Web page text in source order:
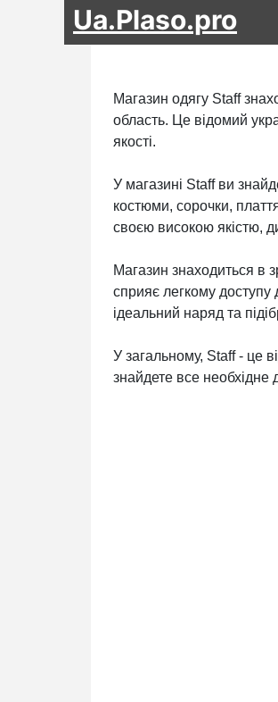
Ua.Plaso.pro
Магазин одягу Staff
область. Це відомий
якості.
У магазині Staff ви
костюми, сорочки,
своєю високою якістю,
Магазин знаходиться в
сприяє легкому
ідеальний наряд та
У загальному, Staff - це
знайдете все необхідне